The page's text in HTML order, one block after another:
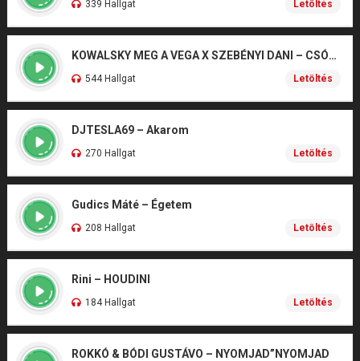
339 Hallgat Letöltés
KOWALSKY MEG A VEGA X SZEBÉNYI DANI – CSÓNAK
544 Hallgat Letöltés
DJTESLA69 – Akarom
270 Hallgat Letöltés
Gudics Máté – Égetem
208 Hallgat Letöltés
Rini – HOUDINI
184 Hallgat Letöltés
ROKKÓ & BÓDI GUSTÁVO – NYOMJAD”NYOMJAD